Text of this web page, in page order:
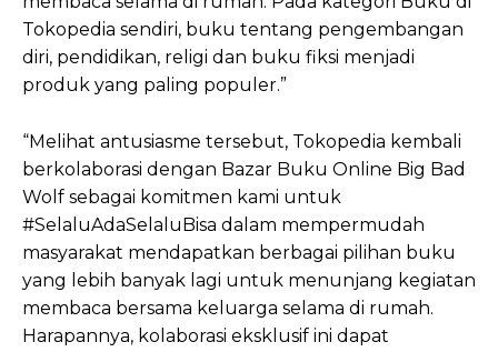
Tokopedia sendiri, buku tentang pengembangan
diri, pendidikan, religi dan buku fiksi menjadi
produk yang paling populer.”
“Melihat antusiasme tersebut, Tokopedia kembali
berkolaborasi dengan Bazar Buku Online Big Bad
Wolf sebagai komitmen kami untuk
#SelaluAdaSelaluBisa dalam mempermudah
masyarakat mendapatkan berbagai pilihan buku
yang lebih banyak lagi untuk menunjang kegiatan
membaca bersama keluarga selama di rumah.
Harapannya, kolaborasi eksklusif ini dapat